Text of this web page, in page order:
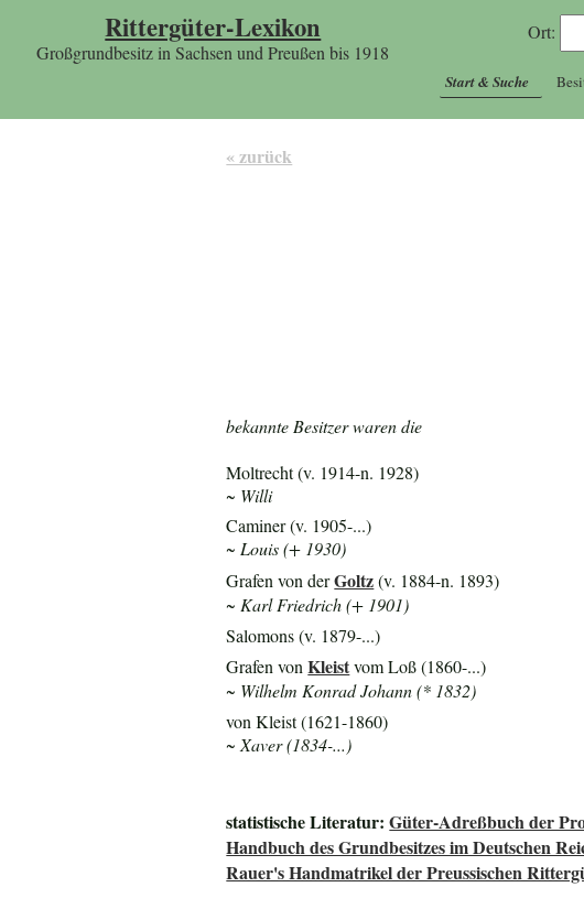
Rittergüter-Lexikon
Großgrundbesitz in Sachsen und Preußen bis 1918
Ort:
Start & Suche
« zurück
bekannte Besitzer waren die
Moltrecht (v. 1914-n. 1928)
~ Willi
Caminer (v. 1905-...)
~ Louis (+ 1930)
Grafen von derGoltz(v. 1884-n. 1893)
~ Karl Friedrich (+ 1901)
Salomons (v. 1879-...)
Grafen vonKleistvom Loß (1860-...)
~ Wilhelm Konrad Johann (* 1832)
von Kleist (1621-1860)
~ Xaver (1834-...)
statistische Literatur:Güter-Adreßbuch der
Handbuch des Grundbesitzes im Deutschen
Rauer's Handmatrikel der Preussischen